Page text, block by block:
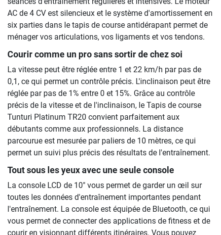
AC de 4 CV est silencieux et le système d'amortissement en
six parties dans le tapis de course antidérapant permet de
ménager vos articulations, vos ligaments et vos tendons.
Courir comme un pro sans sortir de chez soi
La vitesse peut être réglée entre 1 et 22 km/h par pas de
0,1, ce qui permet un contrôle précis. L'inclinaison peut être
réglée par pas de 1% entre 0 et 15%. Grâce au contrôle
précis de la vitesse et de l'inclinaison, le Tapis de course
Tunturi Platinum TR20 convient parfaitement aux
débutants comme aux professionnels. La distance
parcourue est mesurée par paliers de 10 mètres, ce qui
permet un suivi plus précis des résultats de l'entraînement.
Tout sous les yeux avec une seule console
La console LCD de 10" vous permet de garder un œil sur
toutes les données d'entraînement importantes pendant
l'entraînement. La console est équipée de Bluetooth, ce qui
vous permet de connecter des applications de fitness et de
courir en visionnant différents itinéraires. Vous pouvez